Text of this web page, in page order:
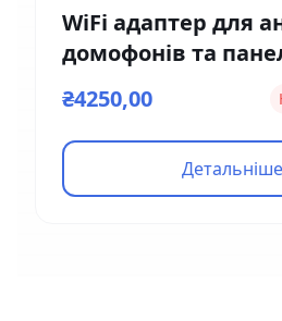
WiFi адаптер для
домофонів та
₴4250,00
Детальніше